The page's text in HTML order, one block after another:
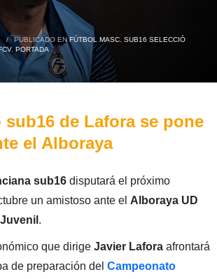
/ PUBLICADO ENFÚTBOL MASC. SUB16 SELECCIÓ
,PORTADA
sub16 de Lafora se pone
el Alboraya
sub16disputará el próximo
un amistoso ante el Alboraya UD
.
que dirige Javier Laforaafrontará
de preparación del Campeonato